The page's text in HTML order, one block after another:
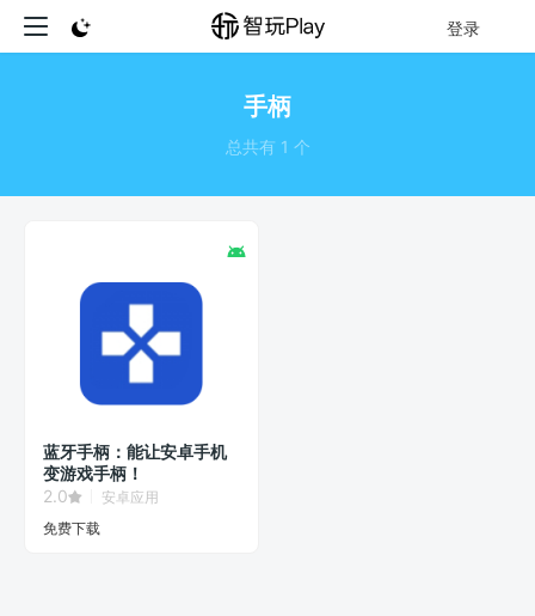
登录
手柄
总共有 1 个
蓝牙手柄：能让安卓手机
变游戏手柄！
2.0
安卓应用
免费下载